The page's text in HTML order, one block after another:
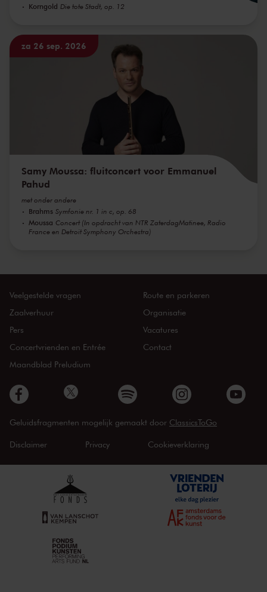
Korngold Die tote Stadt, op. 12
za 26 sep. 2026
Samy Moussa: fluitconcert voor Emmanuel
Pahud
met onder andere
Brahms Symfonie nr. 1 in c, op. 68
Moussa Concert (In opdracht van NTR ZaterdagMatinee, Radio
France en Detroit Symphony Orchestra)
Veelgestelde vragen
Zaalverhuur
Pers
Concertvrienden en Entrée
Maandblad Preludium
Route en parkeren
Organisatie
Vacatures
Contact
Geluidsfragmenten mogelijk gemaakt door ClassicsToGo
Disclaimer Privacy Cookieverklaring